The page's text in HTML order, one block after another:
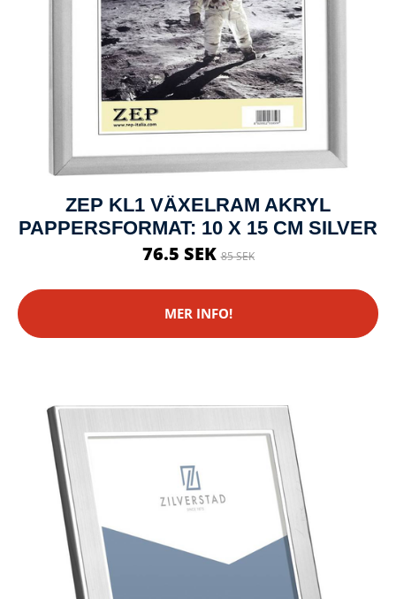
ZEP KL1 VÄXELRAM AKRYL
PAPPERSFORMAT: 10 X 15 CM SILVER
76.5 SEK85 SEK
MER INFO!